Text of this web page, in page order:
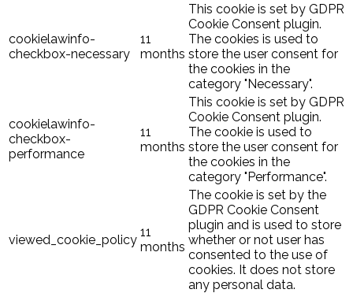
cookielawinfo-
checkbox-necessary
11
months
This cookie is set by GDPR
Cookie Consent plugin.
The cookies is used to
store the user consent for
the cookies in the
category "Necessary".
cookielawinfo-
checkbox-
performance
11
months
This cookie is set by GDPR
Cookie Consent plugin.
The cookie is used to
store the user consent for
the cookies in the
category "Performance".
viewed_cookie_policy
11
months
The cookie is set by the
GDPR Cookie Consent
plugin and is used to store
whether or not user has
consented to the use of
cookies. It does not store
any personal data.